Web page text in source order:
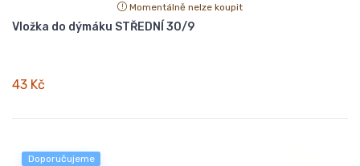
Momentálně nelze koupit
Vložka do dýmáku STŘEDNÍ 30/9
43 Kč
Doporučujeme